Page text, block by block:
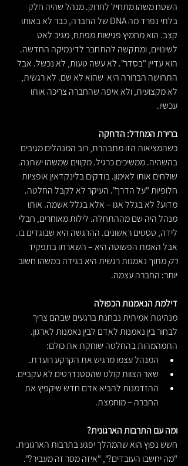
השטח משהו מתחיל לחרוק. מנהל שהיה חלק
בלתי נפרד מה DNA של החברה, כבר לא באותו
קצב. הוא מחמיץ פגישות מפתח, מגיב לאט
לשינויים, ומתקשה להתחבר לדינמיקה החדשה.
הוא עדיין "בסדר". לא עשה טעות, לא נכשל. אבל
התחושה הברורה היא  שהוא לא שם. לא רגשית,
לא מקצועית, ולא איפה שהחברה צריכה אותו
עכשיו.
ברירת המחדל: הדחקה
כשהמציאות הזו מתבהרת, רוב המנהלים מגיבים
בהשהיה. ממשיכים כרגיל. מקווים שמשהו ישתנה.
שולחים אותו לאימון. בודקים בלינקדאין אופציות
חלופיות "על הדרך". העיקר לא לקבל החלטה.
מדוע? לא בגלל אגו – אלא בגלל אשמה. אותו
מנהל היה שם מההתחלה. לילות מאוחרים, חבלי
לידה, טסטים ראשונים. ההרגשה היא שבוגדים בו.
אבל האמת הפשוטה היא – השארתו בתפקיד
רק מתוך נאמנות רגשית היא בגידה במשהו חשוב
יותר: החברה עצמה.
דילמת הנאמנות הכפולה
מנהיגות אמיתית נבחנת ברגעים שבהם צריך
לבחור בין נאמנות לאדם לבין נאמנות לארגון.
התמהמהות בהחלטה שוחקת את כולם:
המנהל עצמו מרגיש את הקרקע רועדת.
שאר הצוות קולט שהסטנדרטים לא עקביים.
ההזדמנות להביא אדם חדש שיקפיץ את
החברה – מוחמצת.
ומה עם התרבות הארגונית?
חשש נפוץ הוא שהמהלך יפגע בתרבות הארגונית.
"מה יחשבו העובדים?", "איזה מסר זה מעביר?".